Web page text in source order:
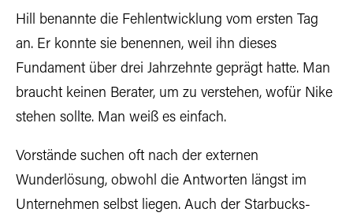
Hill benannte die Fehlentwicklung vom ersten Tag
an. Er konnte sie benennen, weil ihn dieses
Fundament über drei Jahrzehnte geprägt hatte. Man
braucht keinen Berater, um zu verstehen, wofür Nike
stehen sollte. Man weiß es einfach.
Vorstände suchen oft nach der externen
Wunderlösung, obwohl die Antworten längst im
Unternehmen selbst liegen. Auch der Starbucks-